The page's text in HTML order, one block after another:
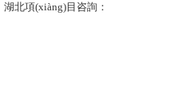
湖北項(xiàng)目咨詢：